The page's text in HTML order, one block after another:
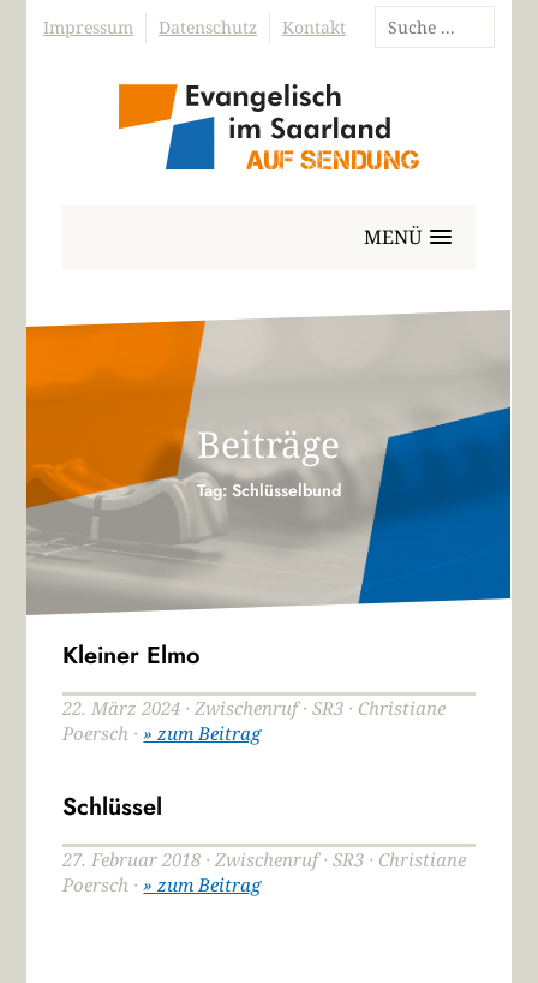
Impressum Datenschutz Kontakt
MENÜ
Beiträge
Tag: Schlüsselbund
Kleiner Elmo
22. März 2024 · Zwischenruf · SR3 · Christiane
Poersch ·» zum Beitrag
Schlüssel
27. Februar 2018 · Zwischenruf · SR3 · Christiane
Poersch ·» zum Beitrag